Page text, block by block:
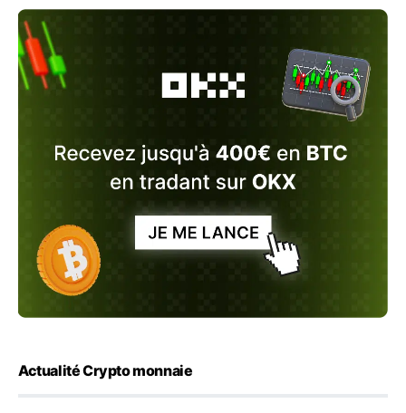
Actualité Crypto monnaie